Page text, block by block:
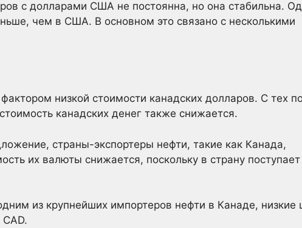
с долларами США не постоянна, но она стабильна.
чем в США. В основном это связано с несколькими
низкой стоимости канадских долларов. С тех
канадских денег также снижается.
страны-экспортеры нефти, такие как Канада,
их валюты снижается, поскольку в страну поступает
из крупнейших импортеров нефти в Канаде, низкие